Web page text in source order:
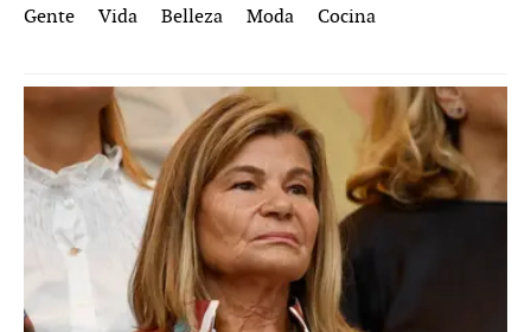
Gente Vida Belleza Moda Cocina